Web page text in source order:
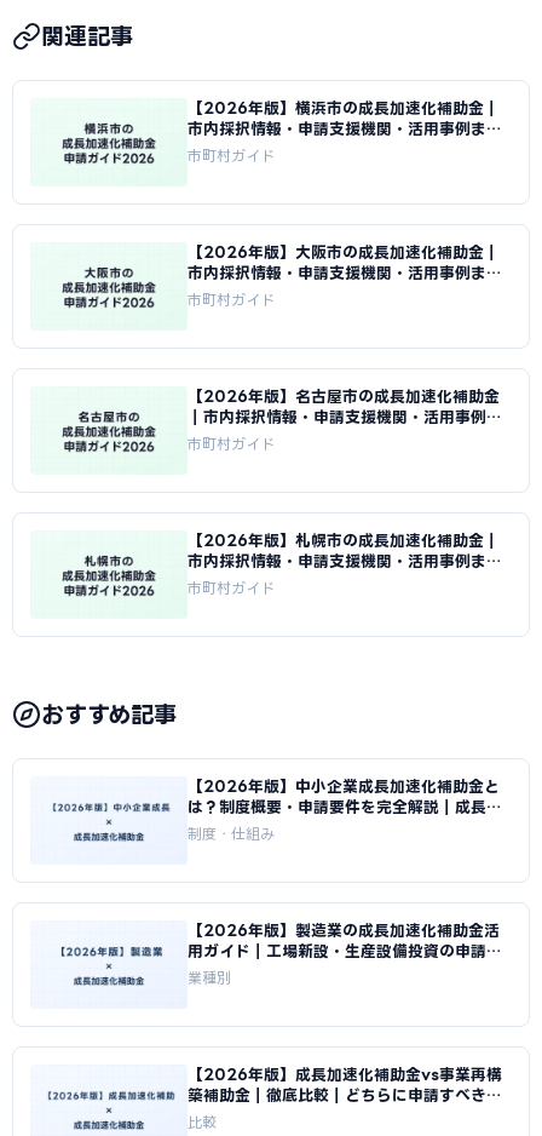
す。当サイトでは弘前市に対応した専門家を無料でご紹介して
います。
関連記事
【2026年版】横浜市の成長加速化補助金｜
市内採択情報・申請支援機関・活用事例まと
め｜成長加速化補助金ナビ
市町村ガイド
【2026年版】大阪市の成長加速化補助金｜
市内採択情報・申請支援機関・活用事例まと
め｜成長加速化補助金ナビ
市町村ガイド
【2026年版】名古屋市の成長加速化補助金
｜市内採択情報・申請支援機関・活用事例ま
とめ｜成長加速化補助金ナビ
市町村ガイド
【2026年版】札幌市の成長加速化補助金｜
市内採択情報・申請支援機関・活用事例まと
め｜成長加速化補助金ナビ
市町村ガイド
おすすめ記事
【2026年版】中小企業成長加速化補助金と
は？制度概要・申請要件を完全解説｜成長加
速化補助金ナビ
制度・仕組み
【2026年版】製造業の成長加速化補助金活
用ガイド｜工場新設・生産設備投資の申請戦
略｜成長加速化補助金ナビ
業種別
【2026年版】成長加速化補助金vs事業再構
築補助金｜徹底比較｜どちらに申請すべきか
｜成長加速化補助金ナビ
比較